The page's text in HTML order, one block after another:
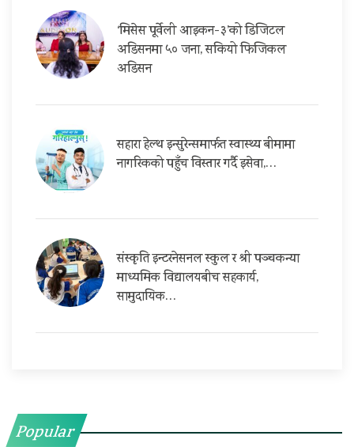
‘मिसेस पूर्वेली आइकन-३’को डिजिटल
अडिसनमा ५० जना, सकियो फिजिकल
अडिसन
सहारा हेल्थ इन्सुरेन्समार्फत स्वास्थ्य बीमामा
नागरिकको पहुँच विस्तार गर्दै इसेवा,…
संस्कृति इन्टरनेसनल स्कुल र श्री पञ्चकन्या
माध्यमिक विद्यालयबीच सहकार्य,
सामुदायिक…
Popular